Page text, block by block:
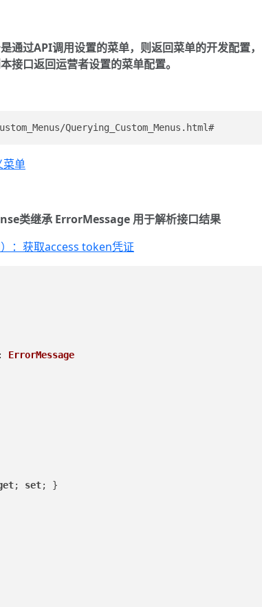
过API调用设置的菜单，则返回菜单的开发配置，
接口返回运营者设置的菜单配置。
菜单
类继承 ErrorMessage 用于解析接口结果
：获取access token凭证
ErrorMessage
; set; }